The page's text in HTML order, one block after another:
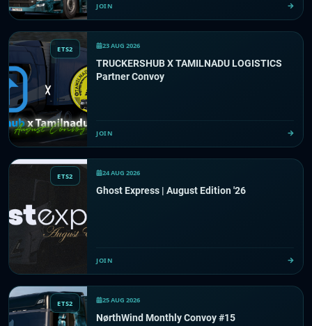
JOIN
ETS2 23 AUG 2026
TRUCKERSHUB X TAMILNADU LOGISTICS
Partner Convoy
JOIN
ETS2 24 AUG 2026
Ghost Express | August Edition '26
JOIN
ETS2 25 AUG 2026
NørthWind Monthly Convoy #15